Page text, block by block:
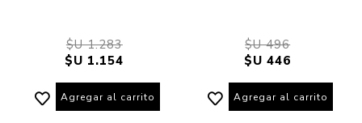
$U 1.283
$U 1.154
Agregar al carrito
$U 496
$U 446
Agregar al carrito